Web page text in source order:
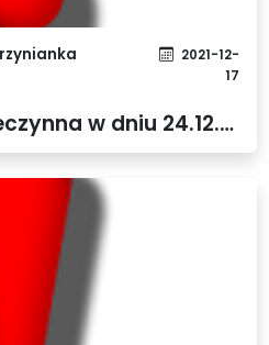
2021-12-
17
„Mierzynianka” nieczynna w dniu 24.12.2021 r.